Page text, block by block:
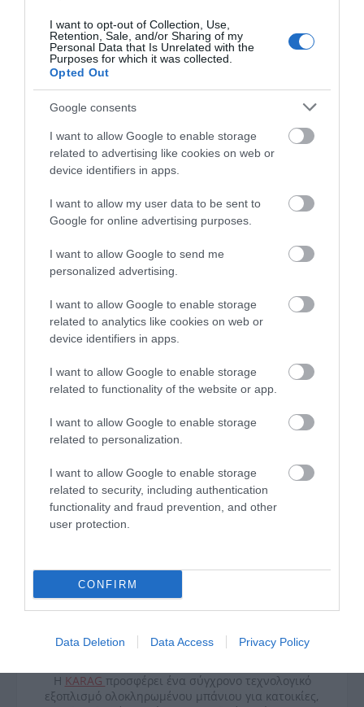
I want to opt-out of Collection, Use,
Retention, Sale, and/or Sharing of my
Personal Data that Is Unrelated with the
Purposes for which it was collected.
Opted Out
Google consents
I want to allow Google to enable storage
related to advertising like cookies on web or
device identifiers in apps.
I want to allow my user data to be sent to
Google for online advertising purposes.
I want to allow Google to send me
personalized advertising.
I want to allow Google to enable storage
related to analytics like cookies on web or
device identifiers in apps.
I want to allow Google to enable storage
related to functionality of the website or app.
I want to allow Google to enable storage
related to personalization.
I want to allow Google to enable storage
related to security, including authentication
functionality and fraud prevention, and other
user protection.
CONFIRM
Data Deletion Data Access Privacy Policy
ΚΌΣΤΟΣ ΜΕΤΑΦΟΡΙΚΏΝ
ΕΠΙΚΟΙΝΩΝΊΑ
Μηχανισμός κεραμικών δίσκων
Τηλέφωνο χειρός INOX
Μπρούτζινη βάση στήριξης
Σπιράλ PVC 150cm
Αγγλική Περιγραφή:
Hand shower ΙΝΟΧ
Support brass
Flexible PVC 150cm
Η KARAG προσφέρει ένα σύγχρονο τεχνολογικό
εξοπλισμό ολοκληρωμένου μπάνιου για κατοικίες,